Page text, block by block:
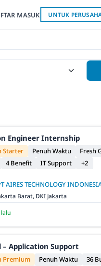
MASUK UNTUK
Engineer Internship
Starter
Penuh Waktu
Fresh
4 Benefit IT Support +2
AIRES TECHNOLOGY
Barat, DKI Jakarta
– Application Support
Premium
Penuh Waktu
36